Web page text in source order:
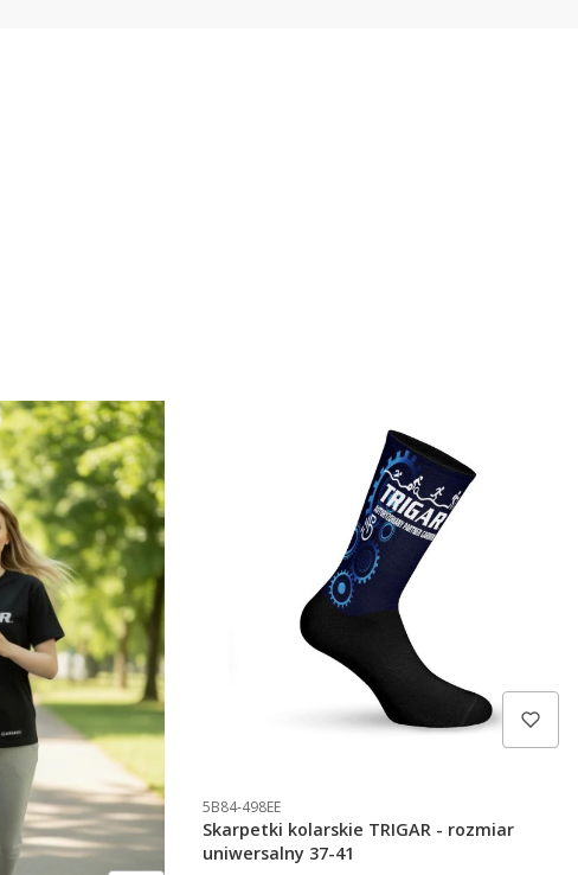
5B84-498EE
Skarpetki kolarskie TRIGAR - rozmiar
uniwersalny 37-41